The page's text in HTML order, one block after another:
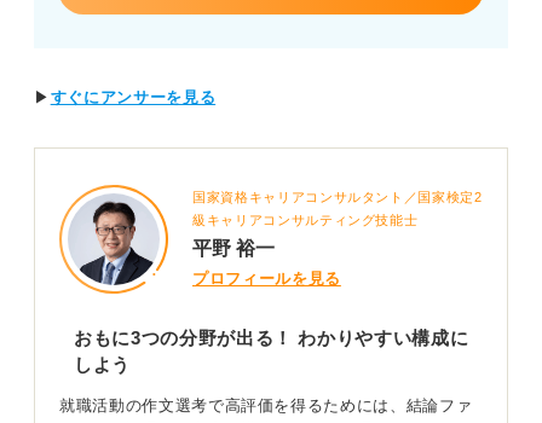
▶ すぐにアンサーを見る
国家資格キャリアコンサルタント／国家検定2
級キャリアコンサルティング技能士
平野 裕一
プロフィールを見る
おもに3つの分野が出る！ わかりやすい構成に
しよう
就職活動の作文選考で高評価を得るためには、結論ファ